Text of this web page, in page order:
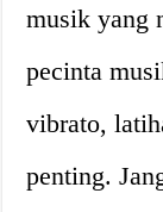
musik yang
pecinta
vibrato,
penting.